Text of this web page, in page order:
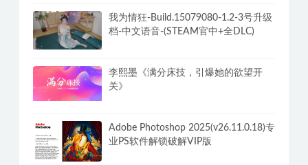
我为情狂-Build.15079080-1.2-3号升级
档-中文语音-(STEAM官中+全DLC)
李熙墨《满分床技，引爆她的欲望开
关》
Adobe Photoshop 2025(v26.11.0.18)专
业PS软件解锁破解VIP版